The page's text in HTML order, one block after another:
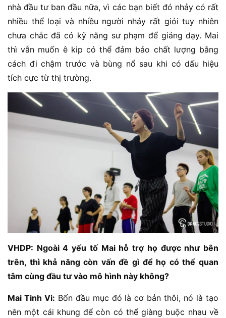
nhà đầu tư ban đầu nữa, vì các bạn biết đó nhảy có rất
nhiều thể loại và nhiều người nhảy rất giỏi tuy nhiên
chưa chắc đã có kỹ năng sư phạm để giảng dạy. Mai
thì vẫn muốn ê kip có thể đảm bảo chất lượng bằng
cách đi chậm trước và bùng nổ sau khi có dấu hiệu
tích cực từ thị trường.
VHDP: Ngoài 4 yếu tố Mai hỗ trợ họ được như bên
trên, thì khả năng còn vấn đề gì để họ có thể quan
tâm cùng đầu tư vào mô hình này không?
Mai Tinh Vi: Bốn đầu mục đó là cơ bản thôi, nó là tạo
nên một cái khung để còn có thể giàng buộc nhau về